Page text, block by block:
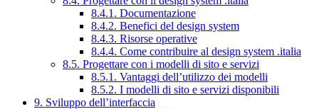
8.4.1. Documentazione
8.4.2. Benefici del design system
8.4.3. Risorse operative
8.4.4. Come contribuire al design system .italia
8.5. Progettare con i modelli di sito e servizi
8.5.1. Vantaggi dell’utilizzo dei modelli
8.5.2. I modelli di sito e servizi disponibili
9. Sviluppo dell’interfaccia